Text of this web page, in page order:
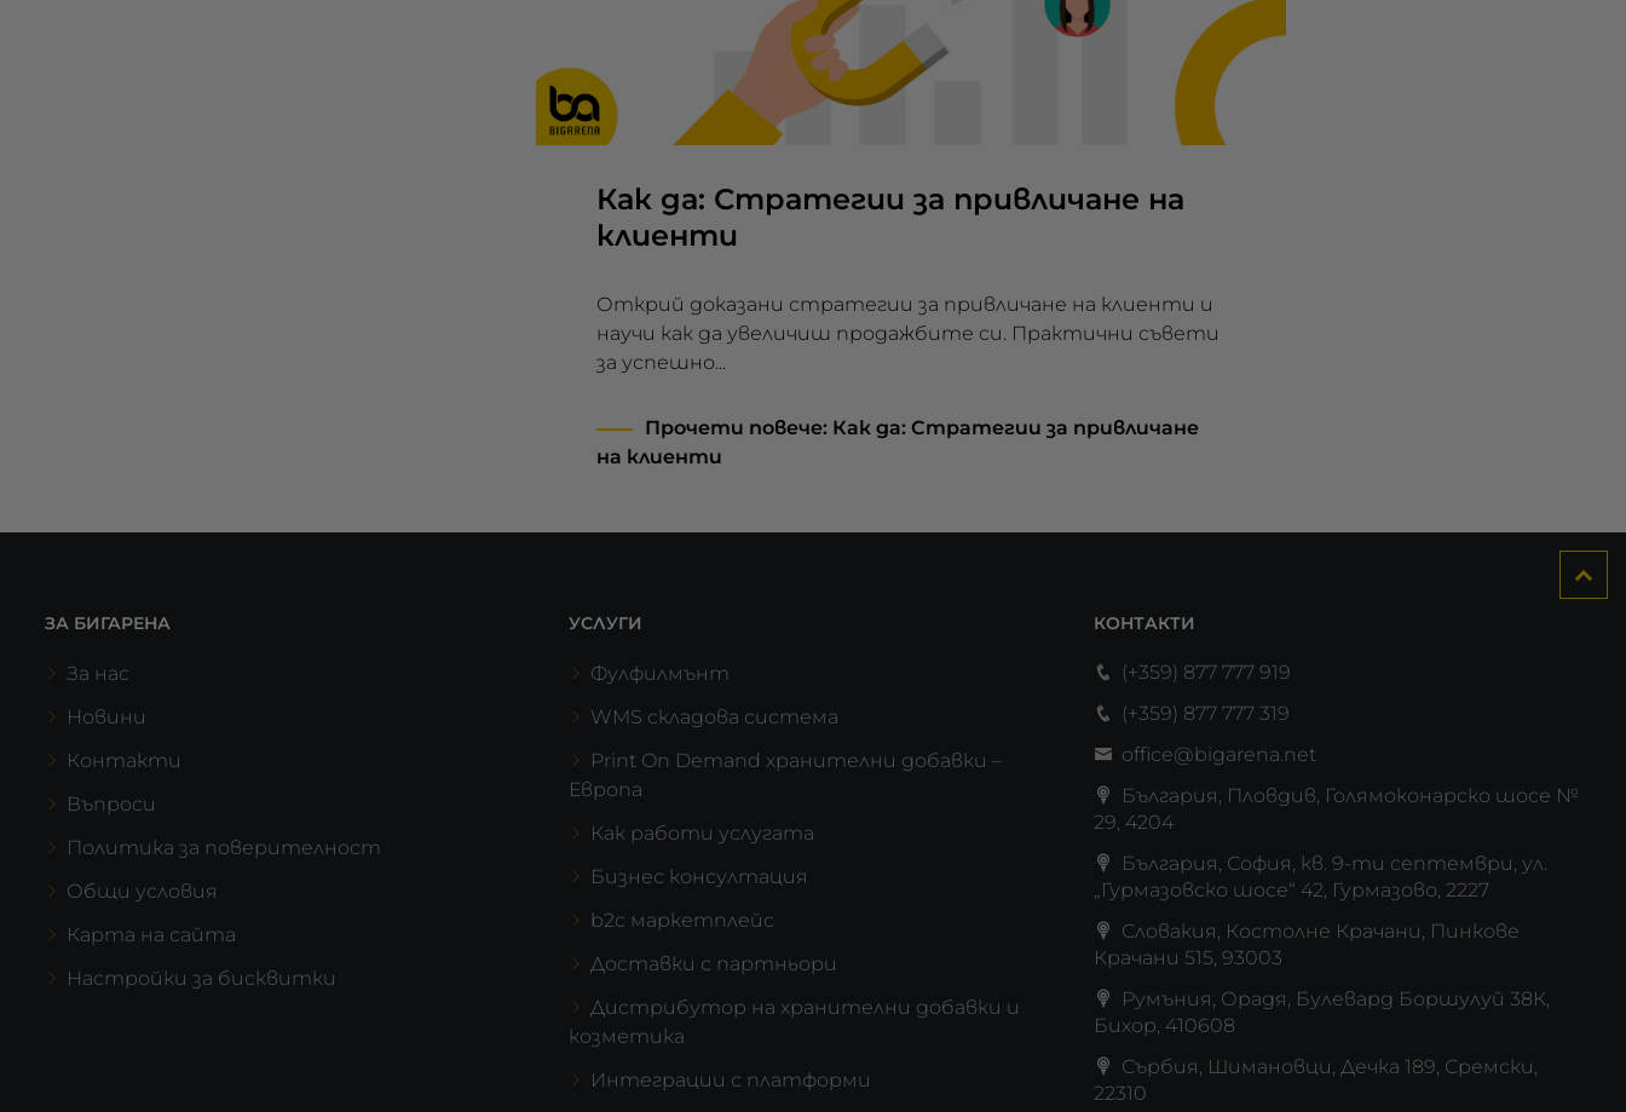
Как да: Стратегии за привличане на
клиенти
Открий доказани стратегии за привличане на клиенти и
научи как да увеличиш продажбите си. Практични съвети
за успешно...
Прочети повече: Как да: Стратегии за привличане
на клиенти
ЗА БИГАРЕНА
За нас
Новини
Контакти
Въпроси
Политика за поверителност
Общи условия
Карта на сайта
Настройки за бисквитки
УСЛУГИ
Фулфилмънт
WMS складова система
Print On Demand хранителни добавки –
Европа
Как работи услугата
Бизнес консултация
b2c маркетплейс
Доставки с партньори
Дистрибутор на хранителни добавки и
козметика
Интеграции с платформи
КОНТАКТИ
(+359) 877 777 919
(+359) 877 777 319
office@bigarena.net
България, Пловдив, Голямоконарско шосе №
29, 4204
България, София, кв. 9-ти септември, ул.
„Гурмазовско шосе“ 42, Гурмазово, 2227
Словакия, Костолне Крачани, Пинкове
Крачани 515, 93003
Румъния, Орадя, Булевард Боршулуй 38К,
Бихор, 410608
Сърбия, Шимановци, Дечка 189, Сремски,
22310